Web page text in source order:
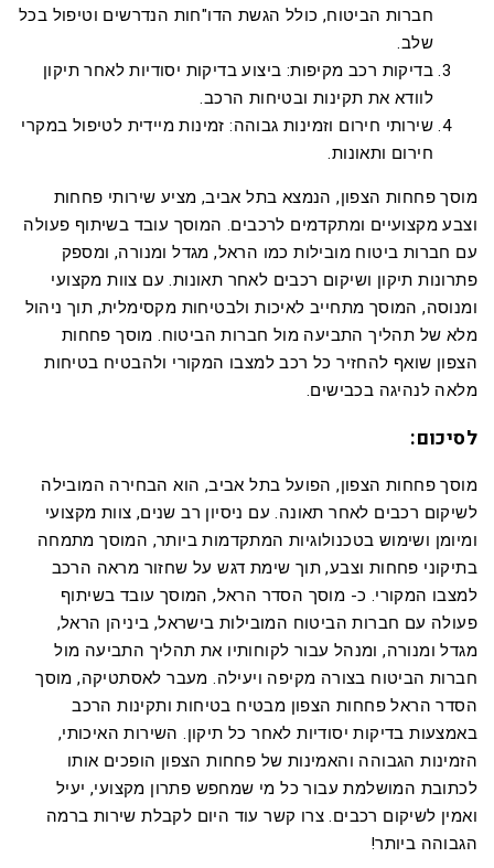
חברות הביטוח, כולל הגשת הדו"חות הנדרשים וטיפול בכל
שלב.
בדיקות רכב מקיפות: ביצוע בדיקות יסודיות לאחר תיקון
לוודא את תקינות ובטיחות הרכב.
שירותי חירום וזמינות גבוהה: זמינות מיידית לטיפול במקרי
חירום ותאונות.
מוסך פחחות הצפון, הנמצא בתל אביב, מציע שירותי פחחות
וצבע מקצועיים ומתקדמים לרכבים. המוסך עובד בשיתוף פעולה
עם חברות ביטוח מובילות כמו הראל, מגדל ומנורה, ומספק
פתרונות תיקון ושיקום רכבים לאחר תאונות. עם צוות מקצועי
ומנוסה, המוסך מתחייב לאיכות ולבטיחות מקסימלית, תוך ניהול
מלא של תהליך התביעה מול חברות הביטוח. מוסך פחחות
הצפון שואף להחזיר כל רכב למצבו המקורי ולהבטיח בטיחות
מלאה לנהיגה בכבישים.
לסיכום:
מוסך פחחות הצפון, הפועל בתל אביב, הוא הבחירה המובילה
לשיקום רכבים לאחר תאונה. עם ניסיון רב שנים, צוות מקצועי
ומיומן ושימוש בטכנולוגיות המתקדמות ביותר, המוסך מתמחה
בתיקוני פחחות וצבע, תוך שימת דגש על שחזור מראה הרכב
למצבו המקורי. כ- מוסך הסדר הראל, המוסך עובד בשיתוף
פעולה עם חברות הביטוח המובילות בישראל, ביניהן הראל,
מגדל ומנורה, ומנהל עבור לקוחותיו את תהליך התביעה מול
חברות הביטוח בצורה מקיפה ויעילה. מעבר לאסתטיקה, מוסך
הסדר הראל פחחות הצפון מבטיח בטיחות ותקינות הרכב
באמצעות בדיקות יסודיות לאחר כל תיקון. השירות האיכותי,
הזמינות הגבוהה והאמינות של פחחות הצפון הופכים אותו
לכתובת המושלמת עבור כל מי שמחפש פתרון מקצועי, יעיל
ואמין לשיקום רכבים. צרו קשר עוד היום לקבלת שירות ברמה
הגבוהה ביותר!